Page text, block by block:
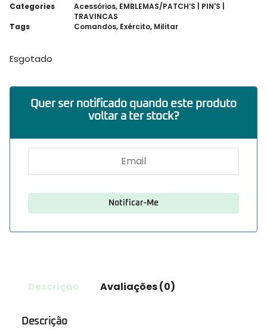
Categories Acessórios, EMBLEMAS/PATCH’S | PIN'S |
TRAVINCAS
Tags
Comandos, Exército, Militar
Esgotado
Quer ser notificado quando este produto
voltar a ter stock?
Descrição Avaliações (0)
Descrição